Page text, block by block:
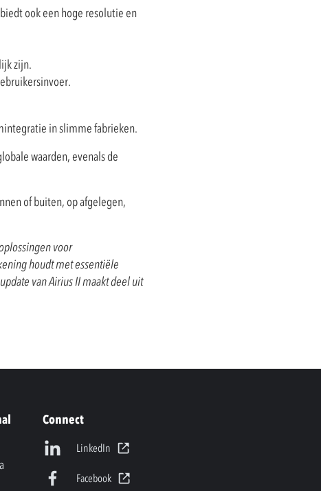
ook een hoge resolutie en
zijn.
in slimme fabrieken.
waarden, evenals de
of buiten, op afgelegen,
voor
houdt met essentiële
van Airius II maakt deel uit
Connect
LinkedIn
Facebook